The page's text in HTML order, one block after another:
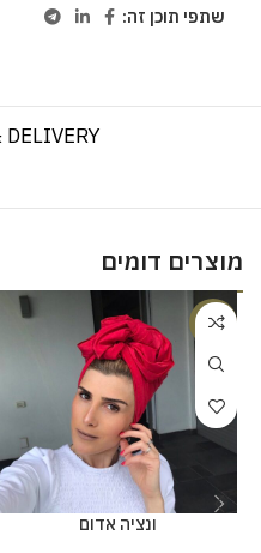
שתפי תוכן זה:
מוצרים דומים
-25%
ונציה אדום